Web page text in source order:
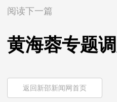
阅读下一篇
黄海蓉专题
返回新邵新闻网首页